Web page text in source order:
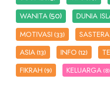
WANITA(50) DUNIA
MOTIVASI(33) SASTERA
ASIA(13) INFO(12)
FIKRAH(9) KELUARGA (8)